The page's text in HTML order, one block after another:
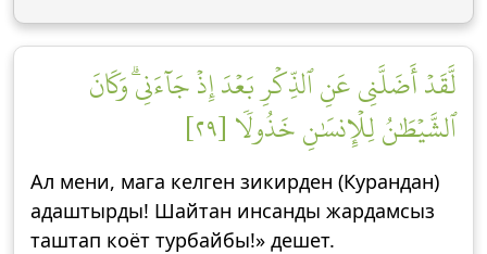
لَّقَدۡ أَضَلَّنِي عَنِ ٱلذِّكۡرِ بَعۡدَ إِذۡ جَآءَنِيۗ وَكَانَ
ٱلشَّيۡطَٰنُ لِلۡإِنسَٰنِ خَذُولٗا [٢٩]
Ал мени, мага келген зикирден (Курандан)
адаштырды! Шайтан инсанды жардамсыз
таштап коёт турбайбы!» дешет.